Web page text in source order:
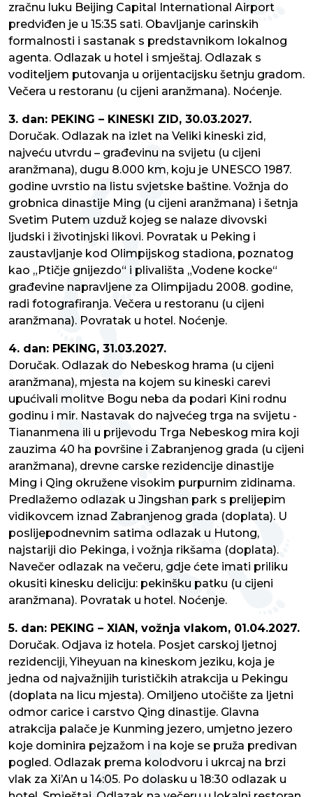
zračnu luku Beijing Capital International Airport
predviđen je u 15:35 sati. Obavljanje carinskih
formalnosti i sastanak s predstavnikom lokalnog
agenta. Odlazak u hotel i smještaj. Odlazak s
voditeljem putovanja u orijentacijsku šetnju gradom.
Večera u restoranu (u cijeni aranžmana). Noćenje.
3. dan: PEKING – KINESKI ZID, 30.03.2027.
Doručak. Odlazak na izlet na Veliki kineski zid,
najveću utvrdu – građevinu na svijetu (u cijeni
aranžmana), dugu 8.000 km, koju je UNESCO 1987.
godine uvrstio na listu svjetske baštine. Vožnja do
grobnica dinastije Ming (u cijeni aranžmana) i šetnja
Svetim Putem uzduž kojeg se nalaze divovski
ljudski i životinjski likovi. Povratak u Peking i
zaustavljanje kod Olimpijskog stadiona, poznatog
kao „Ptičje gnijezdo“ i plivališta „Vodene kocke“
građevine napravljene za Olimpijadu 2008. godine,
radi fotografiranja. Večera u restoranu (u cijeni
aranžmana). Povratak u hotel. Noćenje.
4. dan: PEKING, 31.03.2027.
Doručak. Odlazak do Nebeskog hrama (u cijeni
aranžmana), mjesta na kojem su kineski carevi
upućivali molitve Bogu neba da podari Kini rodnu
godinu i mir. Nastavak do najvećeg trga na svijetu -
Tiananmena ili u prijevodu Trga Nebeskog mira koji
zauzima 40 ha površine i Zabranjenog grada (u cijeni
aranžmana), drevne carske rezidencije dinastije
Ming i Qing okružene visokim purpurnim zidinama.
Predlažemo odlazak u Jingshan park s prelijepim
vidikovcem iznad Zabranjenog grada (doplata). U
poslijepodnevnim satima odlazak u Hutong,
najstariji dio Pekinga, i vožnja rikšama (doplata).
Navečer odlazak na večeru, gdje ćete imati priliku
okusiti kinesku deliciju: pekinšku patku (u cijeni
aranžmana). Povratak u hotel. Noćenje.
5. dan: PEKING – XIAN, vožnja vlakom, 01.04.2027.
Doručak. Odjava iz hotela. Posjet carskoj ljetnoj
rezidenciji, Yiheyuan na kineskom jeziku, koja je
jedna od najvažnijih turističkih atrakcija u Pekingu
(doplata na licu mjesta). Omiljeno utočište za ljetni
odmor carice i carstvo Qing dinastije. Glavna
atrakcija palače je Kunming jezero, umjetno jezero
koje dominira pejzažom i na koje se pruža predivan
pogled. Odlazak prema kolodvoru i ukrcaj na brzi
vlak za Xi’An u 14:05. Po dolasku u 18:30 odlazak u